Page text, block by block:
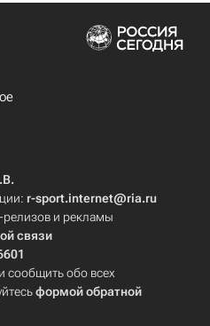
r-sport.internet@ria.ru
и рекламы
связи
сообщить обо всех
формой обратной